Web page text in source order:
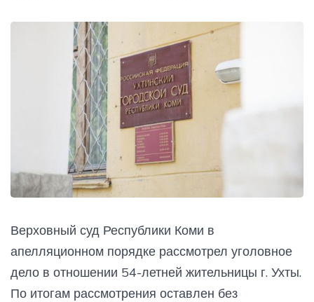
Верховный суд Республики Коми в
апелляционном порядке рассмотрел уголовное
дело в отношении 54-летней жительницы г. Ухты.
По итогам рассмотрения оставлен без